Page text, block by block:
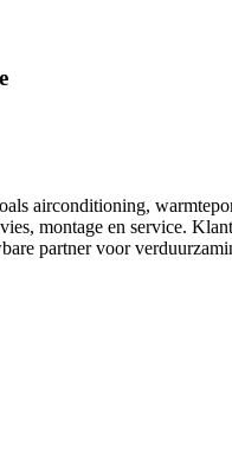
airconditioning,
montage en service.
partner voor